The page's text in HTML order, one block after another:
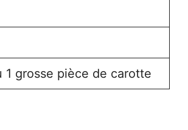
grosse pièce de carotte